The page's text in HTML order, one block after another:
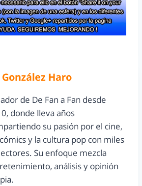
González Haro
de De Fan a Fan desde
donde lleva años
su pasión por el cine,
y la cultura pop con miles
Su enfoque mezcla
análisis y opinión